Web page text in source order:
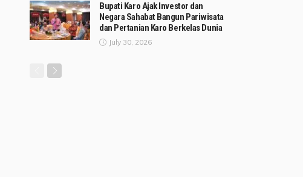
Bupati Karo Ajak Investor dan
Negara Sahabat Bangun Pariwisata
dan Pertanian Karo Berkelas Dunia
July 30, 2026